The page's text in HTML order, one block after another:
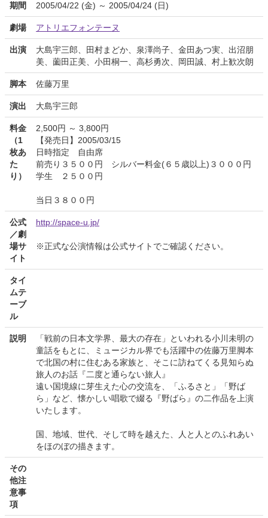
期間 2005/04/22 (金) ～ 2005/04/24 (日)
劇場 アトリエフォンテーヌ
出演
大島宇三郎、田村まどか、泉澤尚子、金田あつ実、出沼朋
美、薗田正美、小田桐一、高杉勇次、岡田誠、村上歓次朗
脚本 佐藤万里
演出 大島宇三郎
料金
（1
枚あ
た
り）
2,500円 ～ 3,800円
【発売日】2005/03/15
日時指定 自由席
前売り３５００円 シルバー料金(６５歳以上)３０００円
学生 ２５００円
当日３８００円
公式
／劇
場サ
イト
http://space-u.jp/
※正式な公演情報は公式サイトでご確認ください。
タイ
ムテ
ーブ
ル
説明
「戦前の日本文学界、最大の存在」といわれる小川未明の
童話をもとに、ミュージカル界でも活躍中の佐藤万里脚本
で北国の村に住むある家族と、そこに訪ねてくる見知らぬ
旅人のお話『二度と通らない旅人』
遠い国境線に芽生えた心の交流を、「ふるさと」「野ば
ら」など、懐かしい唱歌で綴る『野ばら』の二作品を上演
いたします。
国、地域、世代、そして時を越えた、人と人とのふれあい
をほのぼの描きます。
その
他注
意事
項